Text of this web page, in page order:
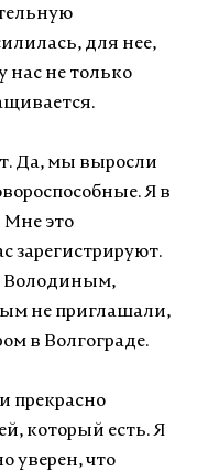
для нее,
нас не только
Да, мы выросли
Я в
Мне это
зарегистрируют.
Володиным,
не приглашали,
в Волгограде.
прекрасно
который есть. Я
уверен, что